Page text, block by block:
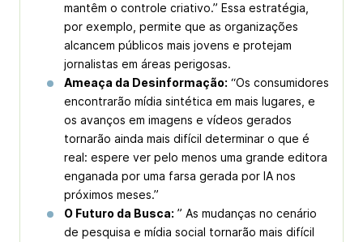
mantêm o controle criativo.” Essa estratégia,
por exemplo, permite que as organizações
alcancem públicos mais jovens e protejam
jornalistas em áreas perigosas.
Ameaça da Desinformação: “Os consumidores
encontrarão mídia sintética em mais lugares, e
os avanços em imagens e vídeos gerados
tornarão ainda mais difícil determinar o que é
real: espere ver pelo menos uma grande editora
enganada por uma farsa gerada por IA nos
próximos meses.”
O Futuro da Busca: ” As mudanças no cenário
de pesquisa e mídia social tornarão mais difícil